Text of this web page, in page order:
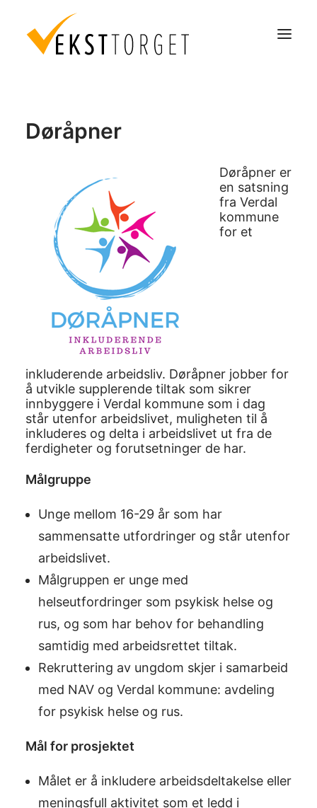
Aktuelt
Service og produkter
Ansatte
Evalueringer
Kontakt
Døråpner
Døråpner er
en satsning
fra Verdal
kommune
for et
inkluderende arbeidsliv. Døråpner jobber for
å utvikle supplerende tiltak som sikrer
innbyggere i Verdal kommune som i dag
står utenfor arbeidslivet, muligheten til å
inkluderes og delta i arbeidslivet ut fra de
ferdigheter og forutsetninger de har.
Målgruppe
Unge mellom 16-29 år som har
sammensatte utfordringer og står utenfor
arbeidslivet.
Målgruppen er unge med
helseutfordringer som psykisk helse og
rus, og som har behov for behandling
samtidig med arbeidsrettet tiltak.
Rekruttering av ungdom skjer i samarbeid
med NAV og Verdal kommune: avdeling
for psykisk helse og rus.
Mål for prosjektet
Målet er å inkludere arbeidsdeltakelse eller
meningsfull aktivitet som et ledd i